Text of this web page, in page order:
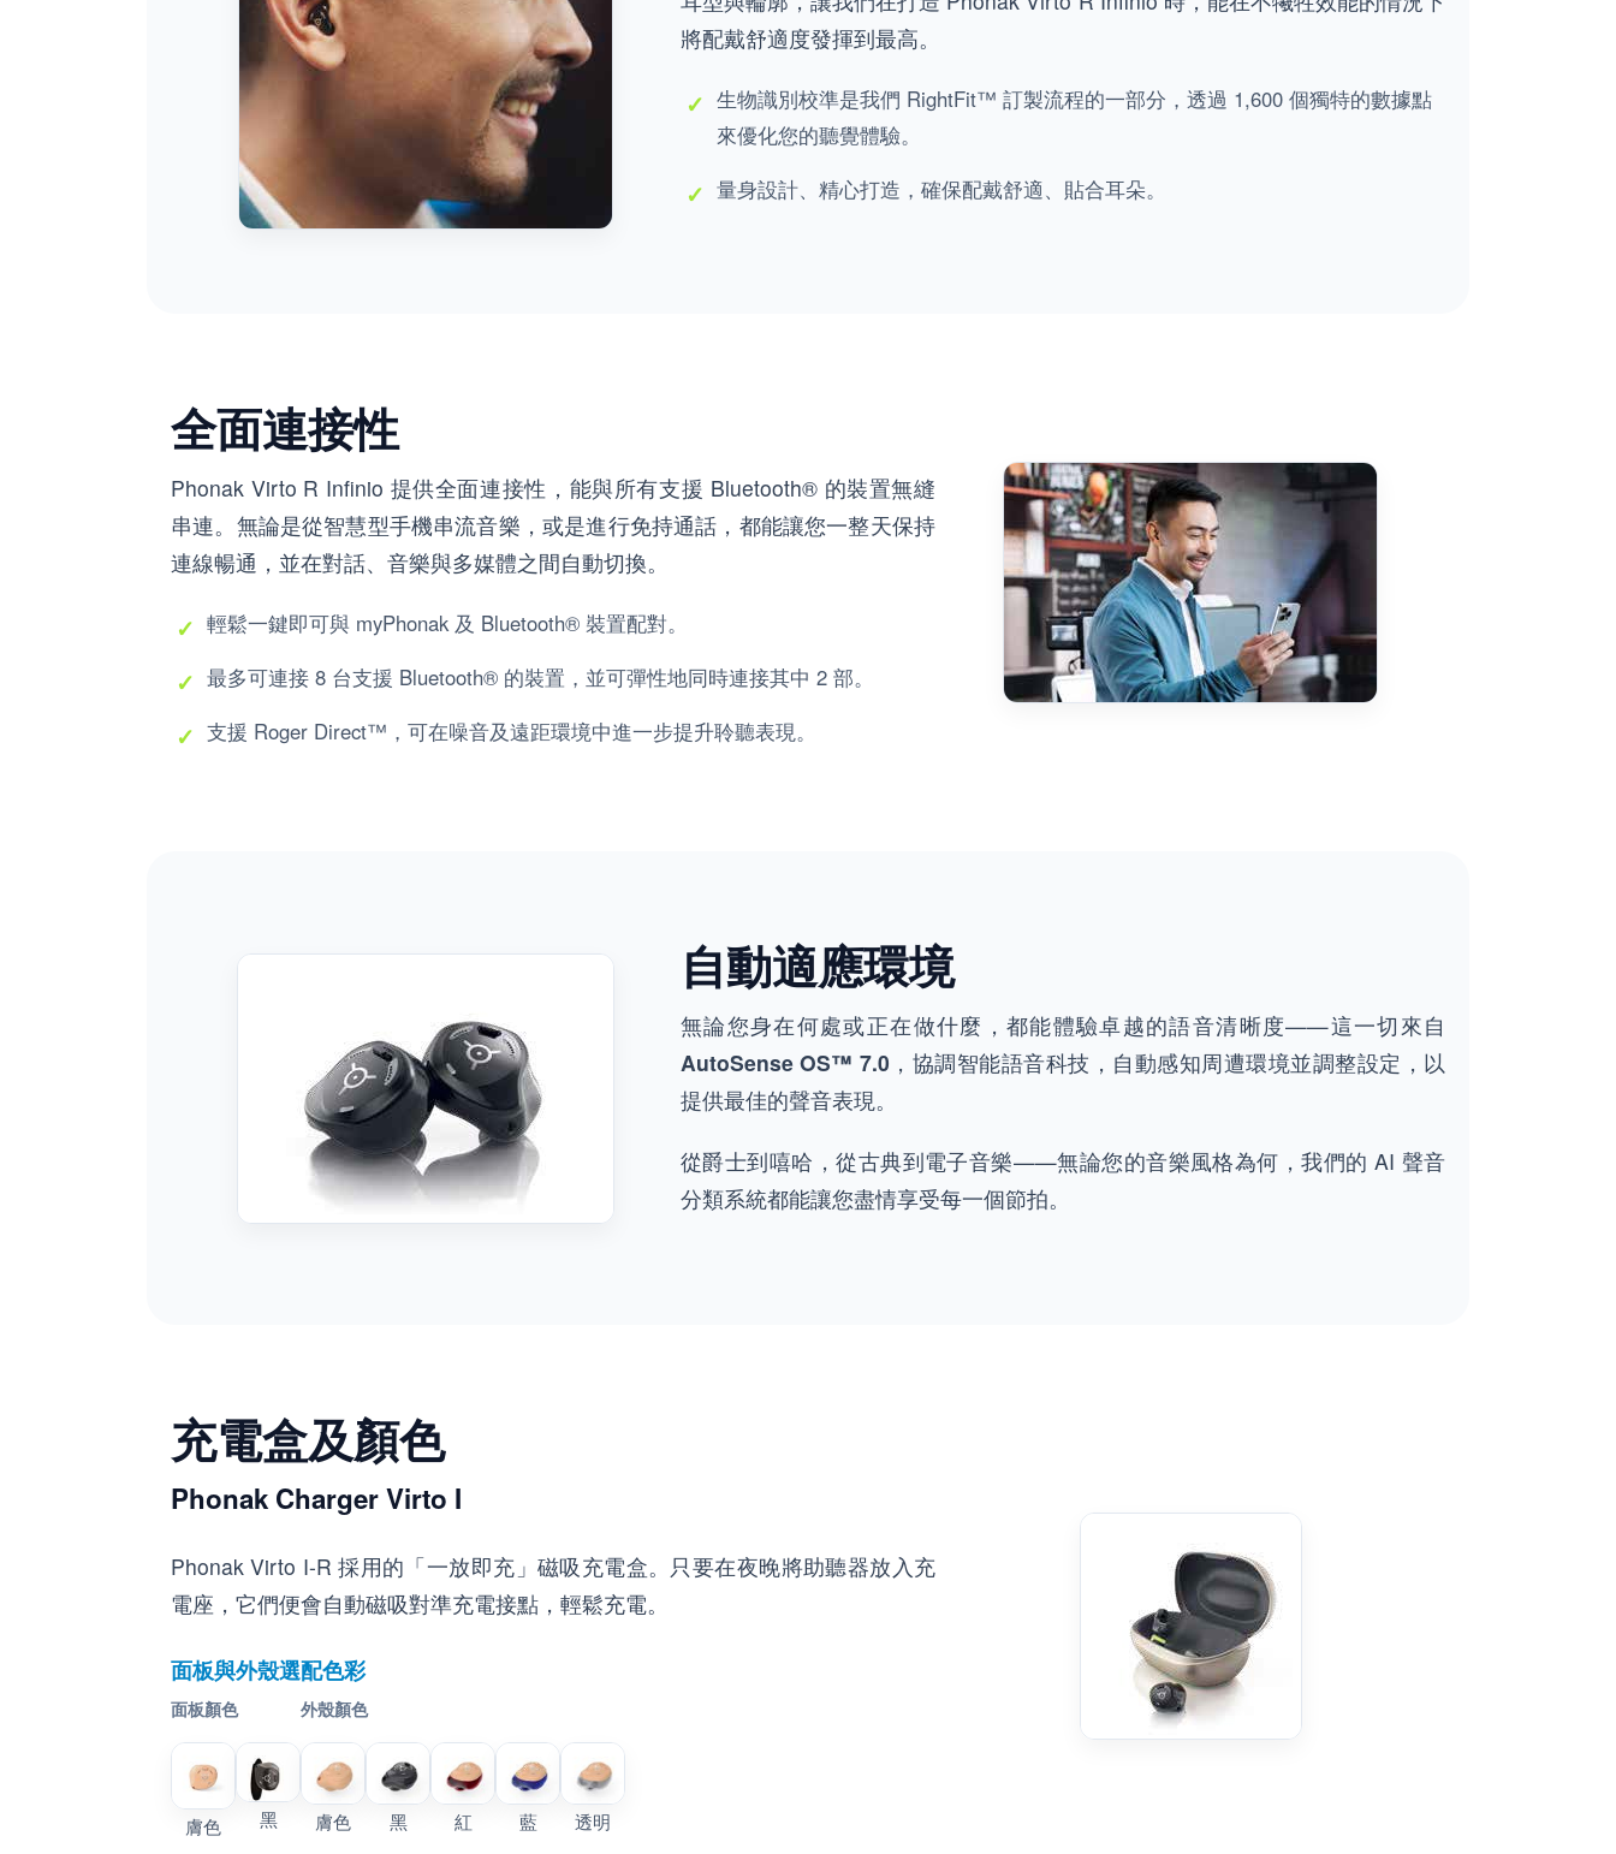
將配戴舒適度發揮到最高。
生物識別校準是我們 RightFit™ 訂製流程的一部分，透過 1,600 個獨特的數據點
來優化您的聽覺體驗。
量身設計、精心打造，確保配戴舒適、貼合耳朵。
全面連接性
Phonak Virto R Infinio 提供全面連接性，能與所有支援 Bluetooth® 的裝置無縫
串連。無論是從智慧型手機串流音樂，或是進行免持通話，都能讓您一整天保持
連線暢通，並在對話、音樂與多媒體之間自動切換。
輕鬆一鍵即可與 myPhonak 及 Bluetooth® 裝置配對。
最多可連接 8 台支援 Bluetooth® 的裝置，並可彈性地同時連接其中 2 部。
支援 Roger Direct™，可在噪音及遠距環境中進一步提升聆聽表現。
自動適應環境
無論您身在何處或正在做什麼，都能體驗卓越的語音清晰度——這一切來自
AutoSense OS™ 7.0 ，協調智能語音科技，自動感知周遭環境並調整設定，以
提供最佳的聲音表現。
從爵士到嘻哈，從古典到電子音樂——無論您的音樂風格為何，我們的 AI 聲音
分類系統都能讓您盡情享受每一個節拍。
充電盒及顏色
Phonak Charger Virto I
Phonak Virto I-R 採用的「一放即充」磁吸充電盒。只要在夜晚將助聽器放入充
電座，它們便會自動磁吸對準充電接點，輕鬆充電。
面板與外殼選配色彩
面板顏色
膚色 黑
外殼顏色
膚色 黑 紅 藍 透明